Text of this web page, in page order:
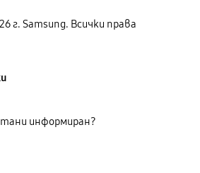
г. Samsung. Всички права
информиран?